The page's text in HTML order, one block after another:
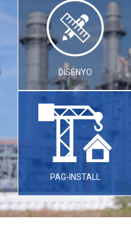
DISENYO
PAG-INSTALL